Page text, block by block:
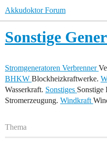
Akkudoktor Forum
Sonstige
Stromgeneratoren Verbrenner
BHKW Blockheizkraftwerke.
Wasserkraft. Sonstiges Sonstige
Stromerzeugung. Windkraft
Thema